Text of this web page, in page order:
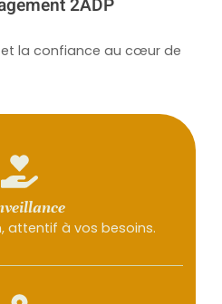
2ADP
la confiance au cœur de
attentif à vos besoins.